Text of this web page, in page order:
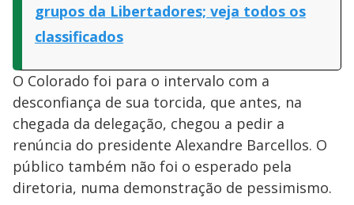
grupos da Libertadores; veja todos os
classificados
O Colorado foi para o intervalo com a
desconfiança de sua torcida, que antes, na
chegada da delegação, chegou a pedir a
renúncia do presidente Alexandre Barcellos. O
público também não foi o esperado pela
diretoria, numa demonstração de pessimismo.